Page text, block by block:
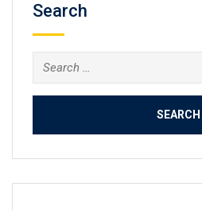
Search
Search
for: